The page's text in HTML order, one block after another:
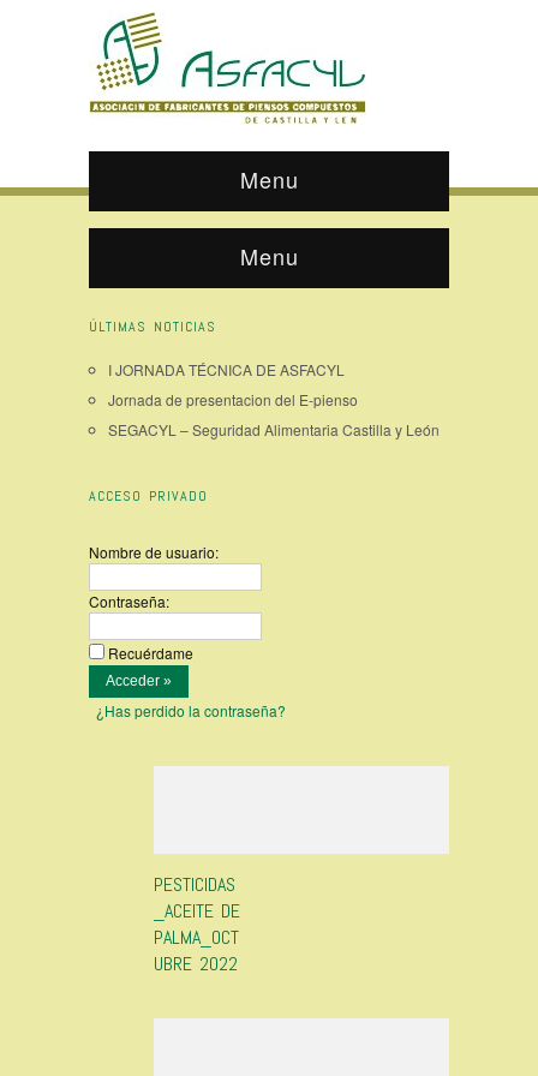
Menu
Menu
ÚLTIMAS NOTICIAS
I JORNADA TÉCNICA DE ASFACYL
Jornada de presentacion del E-pienso
SEGACYL – Seguridad Alimentaria Castilla y León
ACCESO PRIVADO
Nombre de usuario:
Contraseña:
Recuérdame
¿Has perdido la contraseña?
PESTICIDAS
_ACEITE DE
PALMA_OCT
UBRE 2022